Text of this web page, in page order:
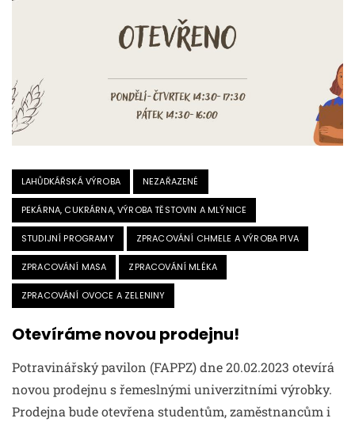
LAHŮDKÁŘSKÁ VÝROBA NEZAŘAZENÉ
PEKÁRNA, CUKRÁRNA, VÝROBA TĚSTOVIN A MLÝNICE
STUDIJNÍ PROGRAMY ZPRACOVÁNÍ CHMELE A VÝROBA PIVA
ZPRACOVÁNÍ MASA ZPRACOVÁNÍ MLÉKA
ZPRACOVÁNÍ OVOCE A ZELENINY
Otevíráme novou prodejnu!
Potravinářský pavilon (FAPPZ) dne 20.02.2023 otevírá
novou prodejnu s řemeslnými univerzitními výrobky.
Prodejna bude otevřena studentům, zaměstnancům i